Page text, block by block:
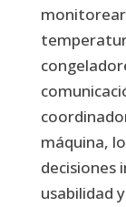
máquina,
decisiones
usabilidad